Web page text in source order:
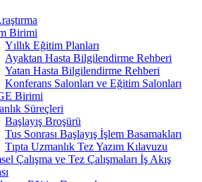
Birimi
Yıllık Eğitim Planları
Ayaktan Hasta Bilgilendirme Rehberi
Yatan Hasta Bilgilendirme Rehberi
Konferans Salonları ve Eğitim Salonları
Birimi
Süreçleri
Başlayış Broşürü
Tus Sonrası Başlayış İşlem Basamakları
Tıpta Uzmanlık Tez Yazım Kılavuzu
Çalışma ve Tez Çalışmaları İş Akış